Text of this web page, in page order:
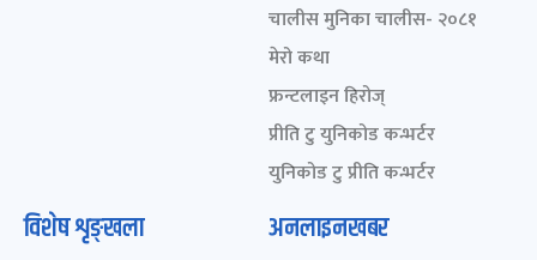
चालीस मुनिका चालीस- २०८१
मेरो कथा
फ्रन्टलाइन हिरोज्
प्रीति टु युनिकोड कन्भर्टर
युनिकोड टु प्रीति कन्भर्टर
विशेष शृङ्खला अनलाइनखबर